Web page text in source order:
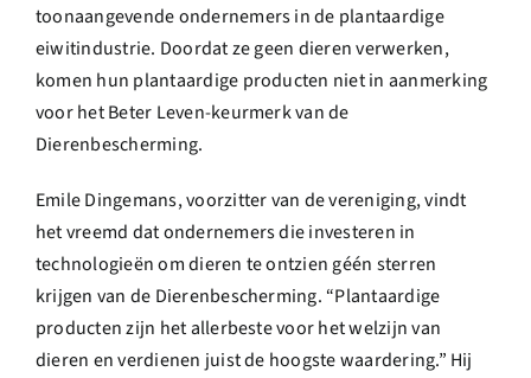
toonaangevende ondernemers in de plantaardige
eiwitindustrie. Doordat ze geen dieren verwerken,
komen hun plantaardige producten niet in aanmerking
voor het Beter Leven-keurmerk van de
Dierenbescherming.
Emile Dingemans, voorzitter van de vereniging, vindt
het vreemd dat ondernemers die investeren in
technologieën om dieren te ontzien géén sterren
krijgen van de Dierenbescherming. “Plantaardige
producten zijn het allerbeste voor het welzijn van
dieren en verdienen juist de hoogste waardering.” Hij